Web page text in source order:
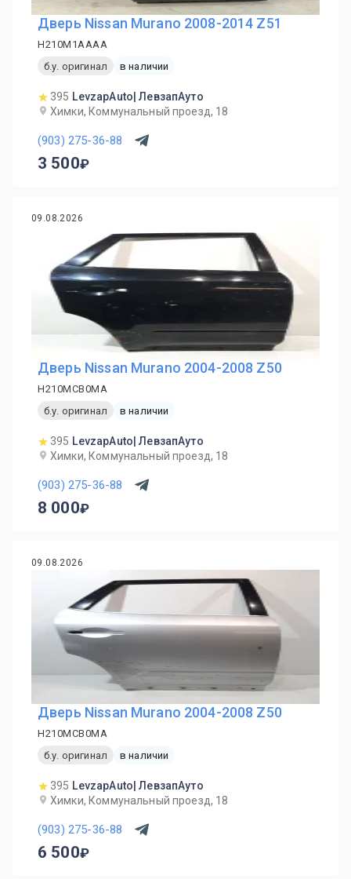
Дверь Nissan Murano 2008-2014 Z51
H210M1AAAA
б.у. оригинал
в наличии
395 LevzapAuto| ЛевзапАуто
Химки, Коммунальный проезд, 18
(903) 275-36-88
3 500
09.08.2026
Дверь Nissan Murano 2004-2008 Z50
H210MCB0MA
б.у. оригинал
в наличии
395 LevzapAuto| ЛевзапАуто
Химки, Коммунальный проезд, 18
(903) 275-36-88
8 000
09.08.2026
Дверь Nissan Murano 2004-2008 Z50
H210MCB0MA
б.у. оригинал
в наличии
395 LevzapAuto| ЛевзапАуто
Химки, Коммунальный проезд, 18
(903) 275-36-88
6 500